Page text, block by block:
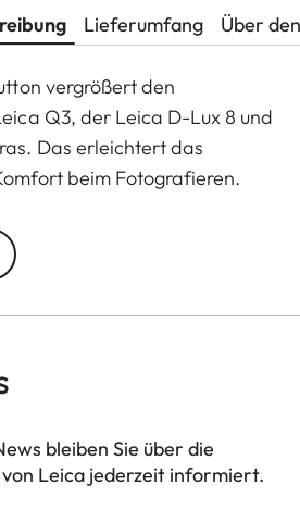
Lieferumfang Über
vergrößert den
Q3, der Leica D-Lux 8 und
Das erleichtert das
beim Fotografieren.
bleiben Sie über die
Leica jederzeit informiert.